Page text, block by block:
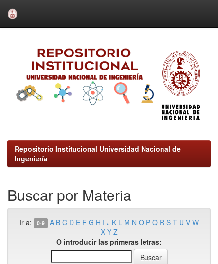
Repositorio Institucional Universidad Nacional de
Ingeniería
Buscar por Materia
Ir a: 0-9 A B C D E F G H I J K L M N O P Q R S T U V W
X Y Z
O introducir las primeras letras: